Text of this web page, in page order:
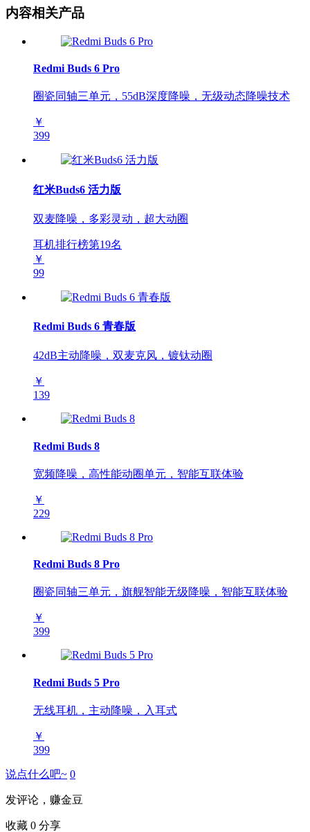
内容相关产品
Redmi Buds 6 Pro
圈瓷同轴三单元，55dB深度降噪，无级动态降噪技术
￥
399
红米Buds6 活力版
双麦降噪，多彩灵动，超大动圈
耳机排行榜第19名
￥
99
Redmi Buds 6 青春版
42dB主动降噪，双麦克风，镀钛动圈
￥
139
Redmi Buds 8
宽频降噪，高性能动圈单元，智能互联体验
￥
229
Redmi Buds 8 Pro
圈瓷同轴三单元，旗舰智能无级降噪，智能互联体验
￥
399
Redmi Buds 5 Pro
无线耳机，主动降噪，入耳式
￥
399
说点什么吧~ 0
发评论，赚金豆
收藏 0 分享